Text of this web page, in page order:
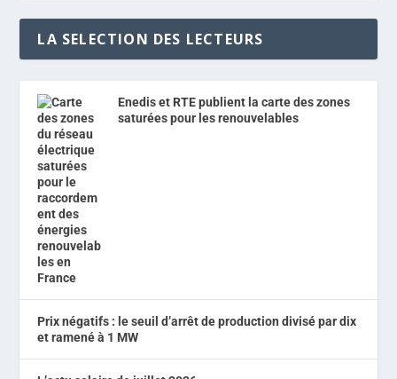
LA SELECTION DES LECTEURS
Enedis et RTE publient la carte des zones
saturées pour les renouvelables
Prix négatifs : le seuil d’arrêt de production divisé par dix
et ramené à 1 MW